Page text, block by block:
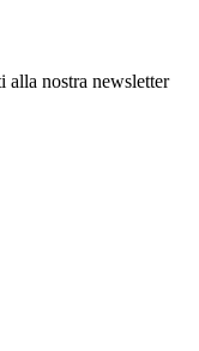
nostra newsletter